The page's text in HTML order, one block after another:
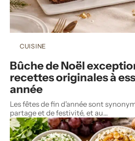
CUISINE
Bûche de Noël
recettes originales à
année
Les fêtes de fin d'année sont
partage et de festivité, et au…